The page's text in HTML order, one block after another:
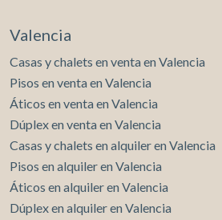
Valencia
Casas y chalets en venta en Valencia
Pisos en venta en Valencia
Áticos en venta en Valencia
Dúplex en venta en Valencia
Casas y chalets en alquiler en Valencia
Pisos en alquiler en Valencia
Áticos en alquiler en Valencia
Dúplex en alquiler en Valencia